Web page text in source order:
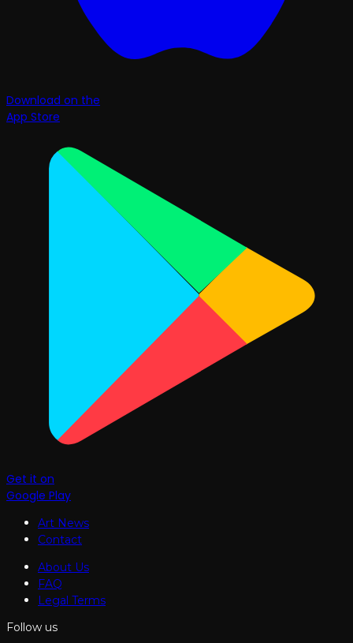
Download on the
App Store
Get it on
Google Play
Art News
Contact
About Us
FAQ
Legal Terms
Follow us